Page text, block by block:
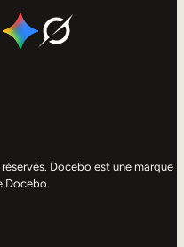
Docebo est une marque
Docebo.